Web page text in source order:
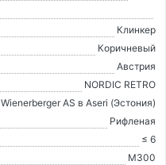
Клинкер
Коричневый
Австрия
NORDIC RETRO
Wienerberger AS в Aseri (Эстония)
Рифленая
≤ 6
М300